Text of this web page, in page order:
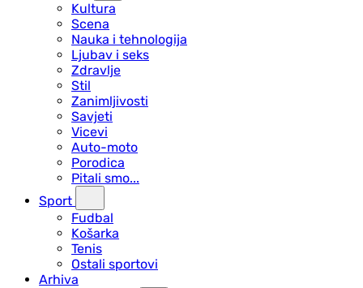
Kultura
Scena
Nauka i tehnologija
Ljubav i seks
Zdravlje
Stil
Zanimljivosti
Savjeti
Vicevi
Auto-moto
Porodica
Pitali smo...
Sport
Fudbal
Košarka
Tenis
Ostali sportovi
Arhiva